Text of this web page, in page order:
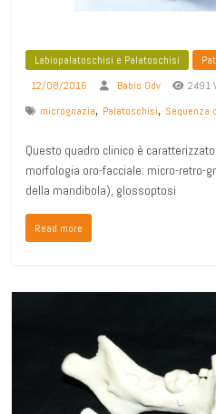
Labiopalatoschisi e Palatoschisi
12/08/2016
Babis Odv 2491
micrognazia, Palatoschisi, Sequenza
Questo quadro clinico è
morfologia oro-facciale: micro-retro-
della mandibola), glossoptosi
Read more